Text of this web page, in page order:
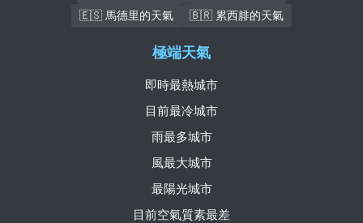
🇪🇸 馬德里的天氣
🇧🇷 累西腓的天氣
極端天氣
即時最熱城市
目前最冷城市
雨最多城市
風最大城市
最陽光城市
目前空氣質素最差